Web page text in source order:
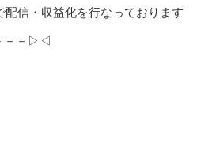
信・収益化を行なっております
－－▷◁